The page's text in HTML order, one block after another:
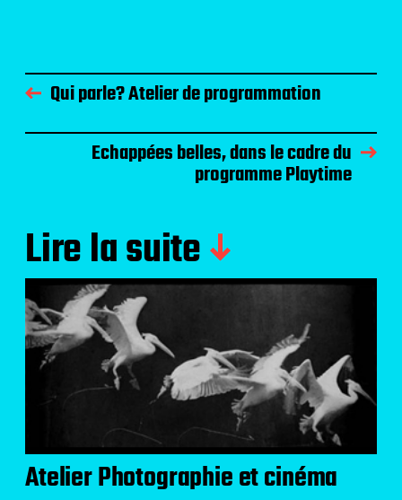
Qui parle? Atelier de programmation
Echappées belles, dans le cadre du
programme Playtime
Lire la suite
Atelier Photographie et cinéma